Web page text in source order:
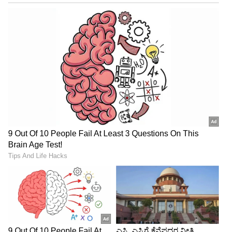
ಮೈದಾನದಿಂದ ಹೊರಗಟ್ಟುವ ಮೂಲಕ ದಾಖಲೆ ಬರೆದಿದ್ದಾರೆ.
ಪಂದ್ಯದ 50ನೇ ನಿಮಿಷದಲ್ಲಿ ದಕ್ಷಿಣ ಆಫ್ರಿಕಾದ ಮಿಡ್‌ಫೀಲ್ಡರ್
'ಯಾಯಾ ಸಿಥೋಲೆ' ಭೀಕರ ಫೌಲ್ ಮಾಡಿ ಈ ಬಾರಿಯ
ವಿಶ್ವಕಪ್‌ನ ಮೊದಲ ರೆಡ್ ಕಾರ್ಡ್ ಪಡೆದು ಮೈದಾನದಿಂದ